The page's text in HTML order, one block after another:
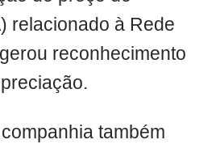
relacionado à Rede
reconhecimento
também